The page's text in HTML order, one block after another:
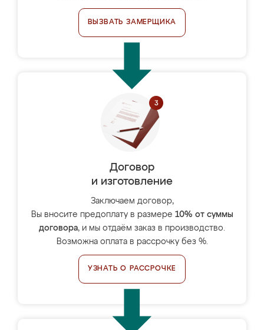
ВЫЗВАТЬ ЗАМЕРЩИКА
Договор
и изготовление
Заключаем договор,
Вы вносите предоплату в размере 10% от суммы
договора, и мы отдаём заказ в производство.
Возможна оплата в рассрочку без %.
УЗНАТЬ О РАССРОЧКЕ